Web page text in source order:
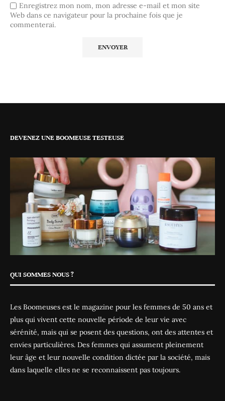
Enregistrez mon nom, mon adresse e-mail et mon site
Web dans ce navigateur pour la prochaine fois que je
commenterai.
DEVENEZ UNE BOOMEUSE TESTEUSE
QUI SOMMES NOUS ?
Les Boomeuses est le magazine pour les femmes de 50 ans et
plus qui vivent cette nouvelle période de leur vie avec
sérénité, mais qui se posent des questions, ont des attentes et
envies particulières. Des femmes qui assument pleinement
leur âge et leur nouvelle condition dictée par la société, mais
dans laquelle elles ne se reconnaissent pas toujours.